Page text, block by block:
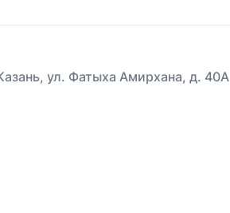
ул. Фатыха Амирхана, д. 40А